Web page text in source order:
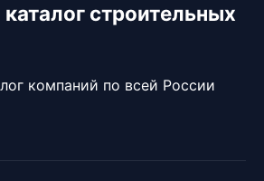
строительных
компаний по всей России